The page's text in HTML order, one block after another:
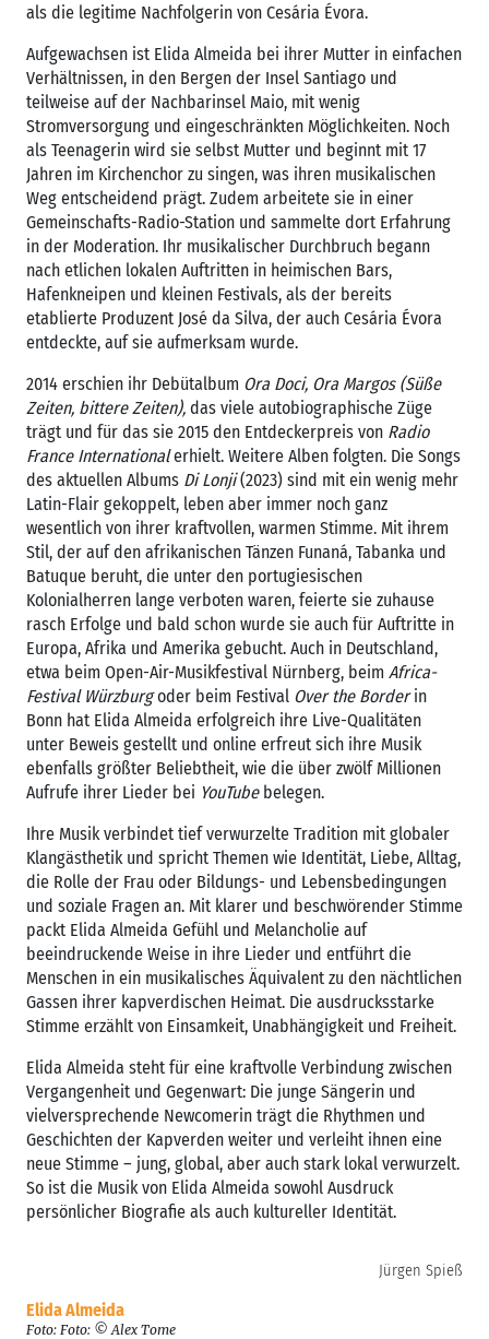
Elida Almeida
Foto: Foto: © Alex Tome
als die legitime Nachfolgerin von Cesária Évora.
Aufgewachsen ist Elida Almeida bei ihrer Mutter in einfachen
Verhältnissen, in den Bergen der Insel Santiago und
teilweise auf der Nachbarinsel Maio, mit wenig
Stromversorgung und eingeschränkten Möglichkeiten. Noch
als Teenagerin wird sie selbst Mutter und beginnt mit 17
Jahren im Kirchenchor zu singen, was ihren musikalischen
Weg entscheidend prägt. Zudem arbeitete sie in einer
Gemeinschafts-Radio-Station und sammelte dort Erfahrung
in der Moderation. Ihr musikalischer Durchbruch begann
nach etlichen lokalen Auftritten in heimischen Bars,
Hafenkneipen und kleinen Festivals, als der bereits
etablierte Produzent José da Silva, der auch Cesária Évora
entdeckte, auf sie aufmerksam wurde.
2014 erschien ihr Debütalbum Ora Doci, Ora Margos (Süße
Zeiten, bittere Zeiten), das viele autobiographische Züge
trägt und für das sie 2015 den Entdeckerpreis von Radio
France Internationalerhielt. Weitere Alben folgten. Die Songs
des aktuellen Albums Di Lonji(2023) sind mit ein wenig mehr
Latin-Flair gekoppelt, leben aber immer noch ganz
wesentlich von ihrer kraftvollen, warmen Stimme. Mit ihrem
Stil, der auf den afrikanischen Tänzen Funaná, Tabanka und
Batuque beruht, die unter den portugiesischen
Kolonialherren lange verboten waren, feierte sie zuhause
rasch Erfolge und bald schon wurde sie auch für Auftritte in
Europa, Afrika und Amerika gebucht. Auch in Deutschland,
etwa beim Open-Air-Musikfestival Nürnberg, beim Africa-
Festival Würzburgoder beim Festival Over the Borderin
Bonn hat Elida Almeida erfolgreich ihre Live-Qualitäten
unter Beweis gestellt und online erfreut sich ihre Musik
ebenfalls größter Beliebtheit, wie die über zwölf Millionen
Aufrufe ihrer Lieder bei YouTubebelegen.
Ihre Musik verbindet tief verwurzelte Tradition mit globaler
Klangästhetik und spricht Themen wie Identität, Liebe, Alltag,
die Rolle der Frau oder Bildungs- und Lebensbedingungen
und soziale Fragen an. Mit klarer und beschwörender Stimme
packt Elida Almeida Gefühl und Melancholie auf
beeindruckende Weise in ihre Lieder und entführt die
Menschen in ein musikalisches Äquivalent zu den nächtlichen
Gassen ihrer kapverdischen Heimat. Die ausdrucksstarke
Stimme erzählt von Einsamkeit, Unabhängigkeit und Freiheit.
Elida Almeida steht für eine kraftvolle Verbindung zwischen
Vergangenheit und Gegenwart: Die junge Sängerin und
vielversprechende Newcomerin trägt die Rhythmen und
Geschichten der Kapverden weiter und verleiht ihnen eine
neue Stimme – jung, global, aber auch stark lokal verwurzelt.
So ist die Musik von Elida Almeida sowohl Ausdruck
persönlicher Biografie als auch kultureller Identität.
Jürgen Spieß